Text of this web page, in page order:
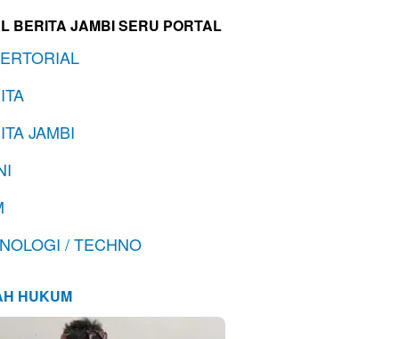
BERITA JAMBI SERU PORTAL
JAMBI
/ TECHNO
HUKUM